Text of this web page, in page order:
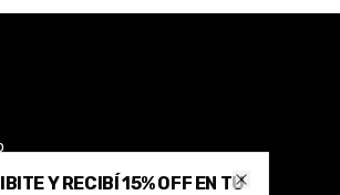
Y RECIBÍ 15% OFF EN TU